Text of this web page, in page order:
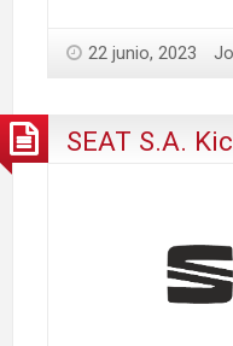
22 junio, 2023
SEAT S.A.